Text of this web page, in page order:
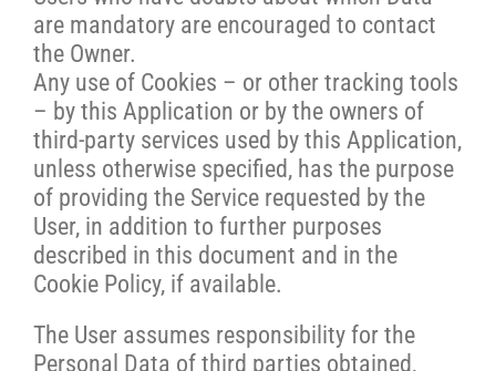
are mandatory are encouraged to contact
the Owner.
Any use of Cookies – or other tracking tools
– by this Application or by the owners of
third-party services used by this Application,
unless otherwise specified, has the purpose
of providing the Service requested by the
User, in addition to further purposes
described in this document and in the
Cookie Policy, if available.
The User assumes responsibility for the
Personal Data of third parties obtained,